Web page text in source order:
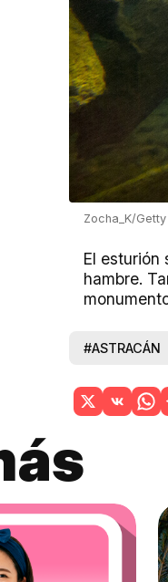
Zocha_K/
El esturión
hambre.
#ASTRACÁN